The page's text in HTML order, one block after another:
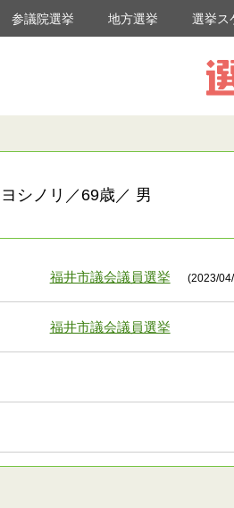
参議院選挙 地方選挙 選挙ス
シノリ／69歳／ 男
福井市議会議員選挙 (2023/
福井市議会議員選挙